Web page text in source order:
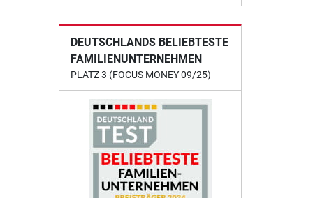
DEUTSCHLANDS BELIEBTESTE
FAMILIENUNTERNEHMEN
PLATZ 3 (FOCUS MONEY 09/25)